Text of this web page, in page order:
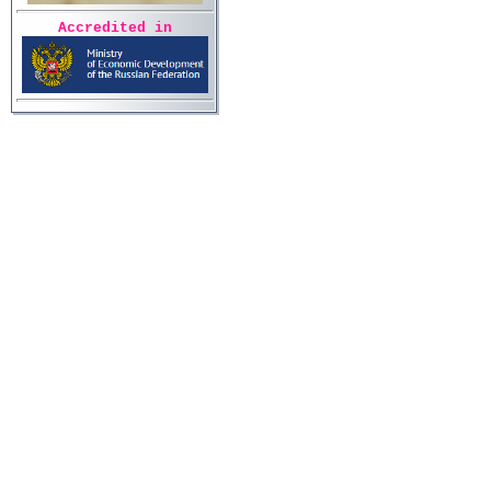
Accredited in